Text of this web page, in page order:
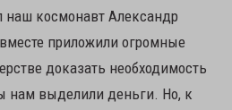
наш космонавт Александр
приложили огромные
доказать необходимость
нам выделили деньги. Но, к